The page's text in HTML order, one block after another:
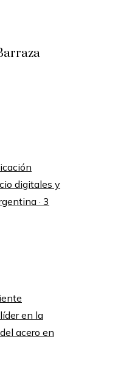
digitales y
· 3
en la
acero en